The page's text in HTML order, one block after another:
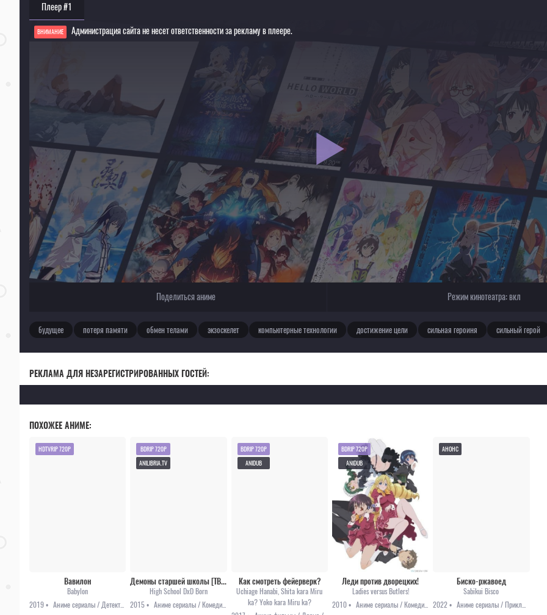
Плеер #1
ВНИМАНИЕ
Администрация сайта не несет ответственности за рекламу в плеере.
Для просмотра некоторых аниме необходимо установить VPN
Текущее воспроизведение：Экс-Арм
Поделиться аниме Режим кинотеатра:вкл
будущее потеря памяти обмен телами экзоскелет компьютерные технологии достижение цели сильная героиня сильный герой
РЕКЛАМА ДЛЯ НЕЗАРЕГИСТРИРОВАННЫХ ГОСТЕЙ:
ПОХОЖЕЕ АНИМЕ:
Вавилон
Babylon
2019 •
HDTVRIP 720P
Демоны старшей школы [ТВ-3]
High School DxD Born
2015 •
BDRIP 720P
ANILIBRIA.TV
Как смотреть фейерверк?
Uchiage Hanabi, Shita kara Miru
ka? Yoko kara Miru ka?
BDRIP 720P
ANIDUB
Леди против дворецких!
Ladies versus Butlers!
2010 •
Аниме сериалы / Комедия / Романтика / Этти
BDRIP 720P
ANIDUB
Биско-ржавоед
Sabikui Bisco
2022 •
АНОНС